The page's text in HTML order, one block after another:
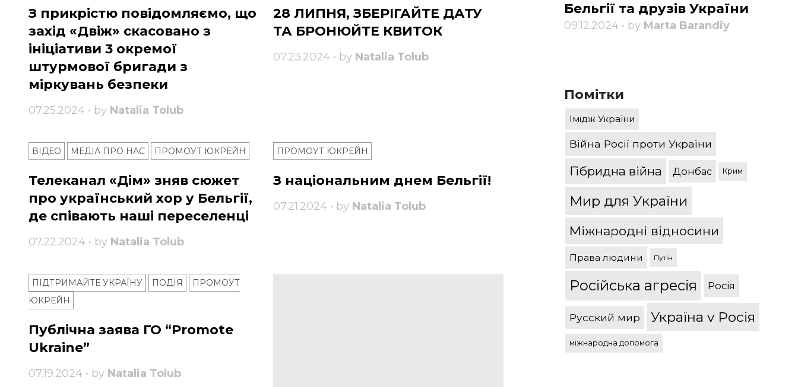
З прикрістю повідомляємо, що
захід «Двіж» скасовано з
ініціативи 3 окремої
штурмової бригади з
міркувань безпеки
07.25.2024 • by Natalia Tolub
28 ЛИПНЯ, ЗБЕРІГАЙТЕ ДАТУ
ТА БРОНЮЙТЕ КВИТОК
07.23.2024 • by Natalia Tolub
ВІДЕО МЕДІА ПРО НАС ПРОМОУТ ЮКРЕЙН
Телеканал «Дім» зняв сюжет
про український хор у Бельгії,
де співають наші переселенці
07.22.2024 • by Natalia Tolub
ПРОМОУТ ЮКРЕЙН
З національним днем ​​Бельгії!
07.21.2024 • by Natalia Tolub
ПІДТРИМАЙТЕ УКРАЇНУ ПОДІЯ
ПРОМОУТ
ЮКРЕЙН
Публічна заява ГО “Promote
Ukraine”
07.19.2024 • by Natalia Tolub
Бельгії та друзів України
09.12.2024 • by Marta Barandiy
Помітки
Імідж України
Війна Росії проти України
Гібридна війна Донбас Крим
Мир для України
Міжнародні відносини
Права людини Путін
Російська агресія Росія
Русский мир Україна v Росія
міжнародна допомога